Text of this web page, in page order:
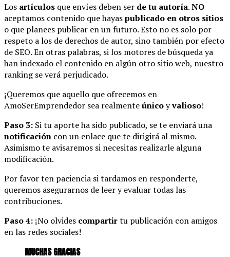
Los artículos que envíes deben ser de tu autoría.NO
aceptamos contenido que hayaspublicado en otros sitios
o que planees publicar en un futuro. Esto no es solo por
respeto a los de derechos de autor, sino también por efecto
de SEO. En otras palabras, si los motores de búsqueda ya
han indexado el contenido en algún otro sitio web, nuestro
ranking se verá perjudicado.
¡Queremos que aquello que ofrecemos en
AmoSerEmprendedor sea realmenteúnicoyvalioso!
Paso 3: Si tu aporte ha sido publicado, se te enviará una
notificación con un enlace que te dirigirá al mismo.
Asimismo te avisaremos si necesitas realizarle alguna
modificación.
Por favor ten paciencia si tardamos en responderte,
queremos asegurarnos de leer y evaluar todas las
contribuciones.
Paso 4: ¡No olvides compartirtu publicación con amigos
en las redes sociales!
MUCHAS GRACIAS